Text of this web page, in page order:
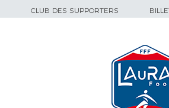
CLUB DES SUPPORTERS